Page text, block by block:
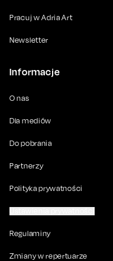
Pracuj w Adria Art
Newsletter
Informacje
O nas
Dla mediów
Do pobrania
Partnerzy
Polityka prywatności
Regulaminy
Zmiany w repertuarze